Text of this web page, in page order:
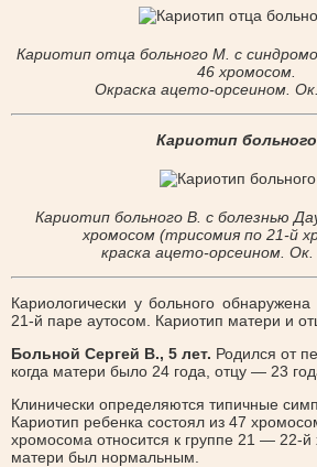
Кариотип отца больного М. с
46 хромосом.
Окраска ацето-орсеином.
Кариотип
Кариотип больного В. с болезнью
хромосом (трисомия по 21-й
краска ацето-орсеином. Ок.
Кариологически у больного
21-й паре аутосом. Кариотип матери и
Больной Сергей В., 5 лет. Родился от
когда матери было 24 года, отцу — 23
Клинически определяются типичные
Кариотип ребенка состоял из 47
хромосома относится к группе 21 — 22-
матери был нормальным.